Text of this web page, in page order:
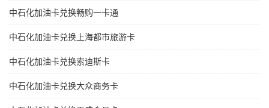
中石化加油卡兑换畅购一卡通
中石化加油卡兑换上海都市旅游卡
中石化加油卡兑换索迪斯卡
中石化加油卡兑换大众商务卡